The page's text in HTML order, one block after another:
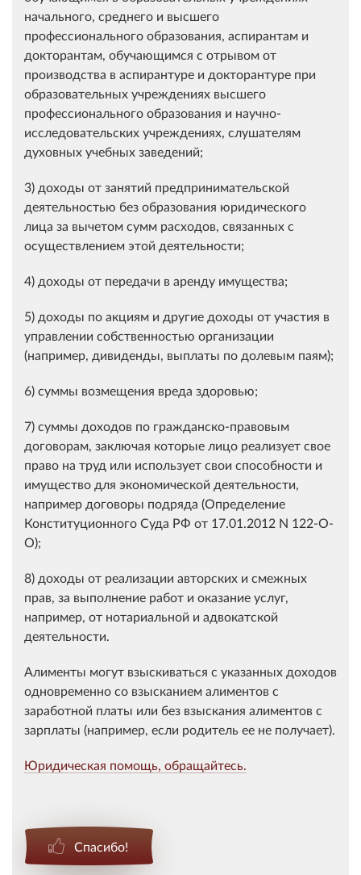
начального, среднего и высшего
профессионального образования, аспирантам и
докторантам, обучающимся с отрывом от
производства в аспирантуре и докторантуре при
образовательных учреждениях высшего
профессионального образования и научно-
исследовательских учреждениях, слушателям
духовных учебных заведений;
3) доходы от занятий предпринимательской
деятельностью без образования юридического
лица за вычетом сумм расходов, связанных с
осуществлением этой деятельности;
4) доходы от передачи в аренду имущества;
5) доходы по акциям и другие доходы от участия в
управлении собственностью организации
(например, дивиденды, выплаты по долевым паям);
6) суммы возмещения вреда здоровью;
7) суммы доходов по гражданско-правовым
договорам, заключая которые лицо реализует свое
право на труд или использует свои способности и
имущество для экономической деятельности,
например договоры подряда (Определение
Конституционного Суда РФ от 17.01.2012 N 122-О-
О);
8) доходы от реализации авторских и смежных
прав, за выполнение работ и оказание услуг,
например, от нотариальной и адвокатской
деятельности.
Алименты могут взыскиваться с указанных доходов
одновременно со взысканием алиментов с
заработной платы или без взыскания алиментов с
зарплаты (например, если родитель ее не получает).
Юридическая помощь, обращайтесь.
Спасибо!